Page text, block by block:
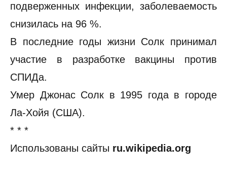
подверженных инфекции, заболеваемость
снизилась на 96 %.
В последние годы жизни Солк принимал
участие в разработке вакцины против
СПИДа.
Умер Джонас Солк в 1995 года в городе
Ла-Хойя (США).
* * *
Использованы сайты ru.wikipedia.org